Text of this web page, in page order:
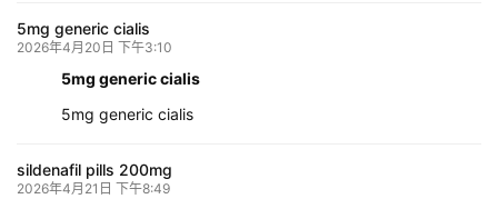
5mg generic cialis
2026年4月20日 下午3:10
5mg generic cialis
5mg generic cialis
sildenafil pills 200mg
2026年4月21日 下午8:49